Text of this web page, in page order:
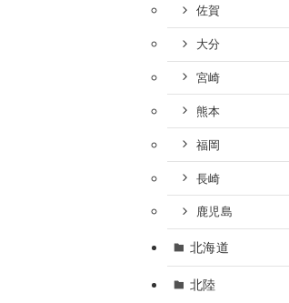
佐賀
大分
宮崎
熊本
福岡
長崎
鹿児島
北海道
北陸